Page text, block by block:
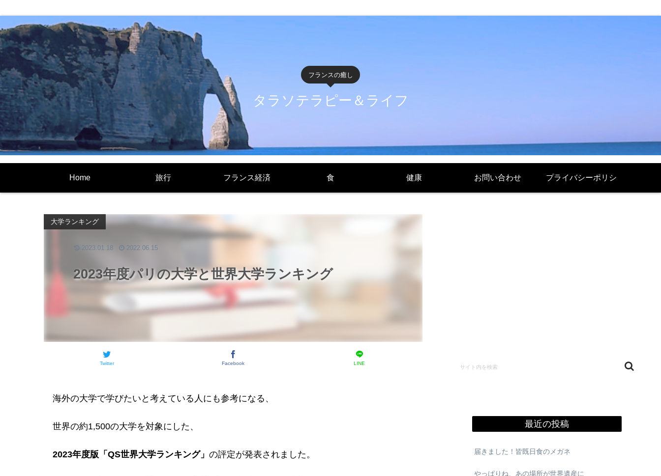
フランスの癒し
タラソテラピー＆ライフ
Home 旅行 フランス経済 食 健康 お問い合わせ プライバシーポリシ
2023年度パリの大学と世界大学ランキング
大学ランキング
Twitter Facebook LINE
2023.01.18 2022.06.15
海外の大学で学びたいと考えている人にも参考になる、
世界の約1,500の大学を対象にした、
2023年度版「QS世界大学ランキング」 の評定が発表されました。
最近の投稿
届きました！皆既日食のメガネ
やっぱりね、あの場所が世界遺産に